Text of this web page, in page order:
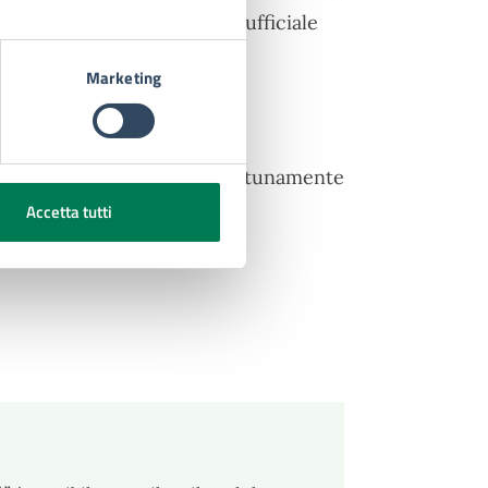
Marketing
Accetta tutti
con esito negativo, l'ufficiale
i controlli opportunamente